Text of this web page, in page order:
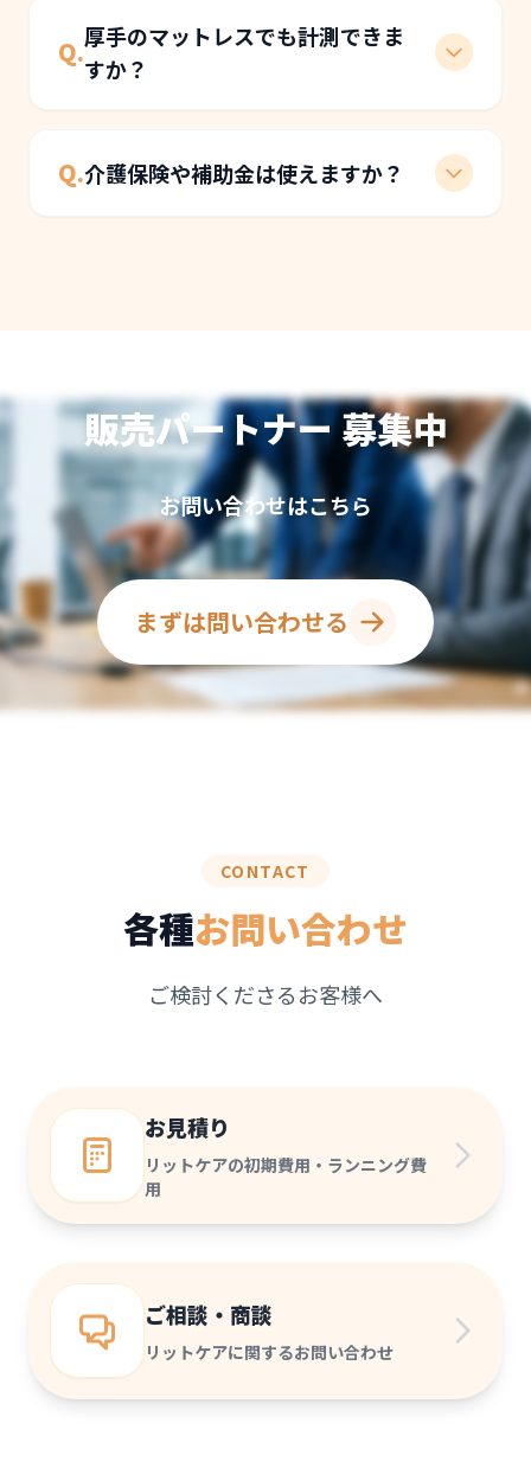
環境を利用してデータをクラウドに送信する
ため、必須となります。ただし、専用の受信
Q.厚手のマットレスでも計測できま
すか？
であれば計測可能です。
高反発・低反発など、マットレスの種類によ
Q.介護保険や補助金は使えますか？
販売パートナー募集中
お問い合わせはこちら
まずは問い合わせる
CONTACT
各種お問い合わせ
ご検討くださるお客様へ
お見積り
リットケアの初期費用・ランニング費
用
ご相談・商談
リットケアに関するお問い合わせ